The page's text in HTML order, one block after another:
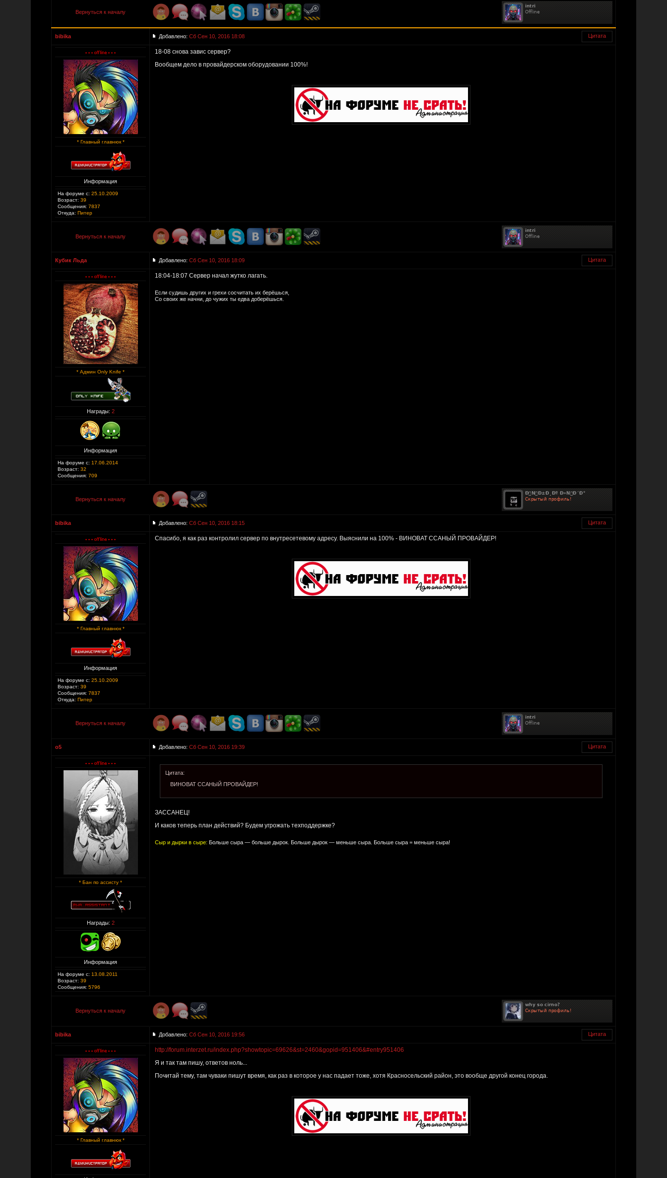
Вернуться к началу
bibika Добавлено: Сб Сен 10, 2016 18:08 Цитата
* Главный главнюк *
Информация
На форуме с: 25.10.2009
Возраст: 39
Сообщения: 7837
Откуда: Питер
18-08 снова завис сервер?
Вообщем дело в провайдерском оборудовании 100%!
Вернуться к началу
Кубик Льда Добавлено: Сб Сен 10, 2016 18:09 Цитата
* Админ Only Knife *
Награды: 2
Информация
На форуме с: 17.06.2014
Возраст: 32
Сообщения: 709
18:04-18:07 Сервер начал жутко лагать.
Если судишь других и грехи сосчитать их берёшься,
Со своих же начни, до чужих ты едва доберёшься.
Вернуться к началу
bibika Добавлено: Сб Сен 10, 2016 18:15 Цитата
* Главный главнюк *
Информация
На форуме с: 25.10.2009
Возраст: 39
Сообщения: 7837
Откуда: Питер
Спасибо, я как раз контролил сервер по внутресетевому адресу. Выяснили на 100% - ВИНОВАТ ССАНЫЙ ПРОВАЙДЕР!
Вернуться к началу
o5 Добавлено: Сб Сен 10, 2016 19:39 Цитата
* Бан по ассисту *
Награды: 2
Информация
На форуме с: 13.08.2011
Возраст: 39
Сообщения: 5796
Цитата:
ВИНОВАТ ССАНЫЙ ПРОВАЙДЕР!
ЗАССАНЕЦ!
И каков теперь план действий? Будем угрожать техподдержке?
Сыр и дырки в сыре: Больше сыра — больше дырок. Больше дырок — меньше сыра. Больше сыра = меньше сыра!
Вернуться к началу
bibika Добавлено: Сб Сен 10, 2016 19:56 Цитата
* Главный главнюк *
http://forum.interzet.ru/index.php?showtopic=69626&st=2460&gopid=951406&#entry951406
Я и так там пишу, ответов ноль...
Почитай тему, там чуваки пишут время, как раз в которое у нас падает тоже, хотя Красносельский район, это вообще другой конец города.